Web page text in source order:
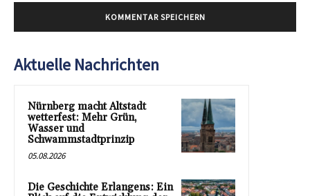
Aktuelle Nachrichten
Nürnberg macht Altstadt
wetterfest: Mehr Grün,
Wasser und
Schwammstadtprinzip
05.08.2026
Die Geschichte Erlangens: Ein